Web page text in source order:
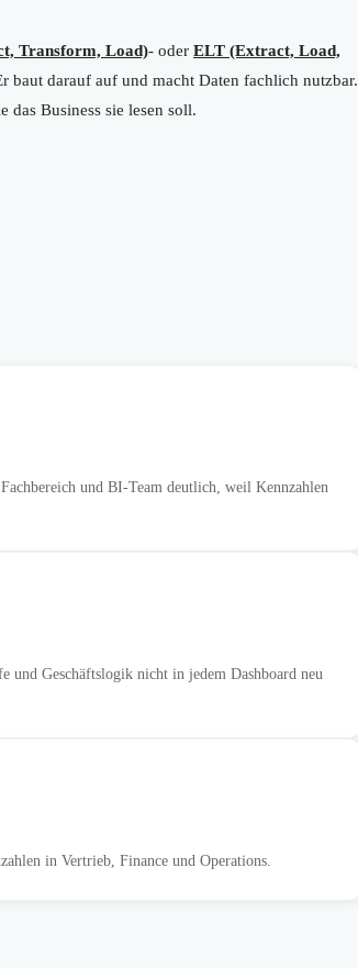
Transform, Load)- oder ELT (Extract, Load,
baut darauf auf und macht Daten fachlich nutzbar.
das Business sie lesen soll.
und BI-Team deutlich, weil Kennzahlen
und Geschäftslogik nicht in jedem Dashboard neu
in Vertrieb, Finance und Operations.